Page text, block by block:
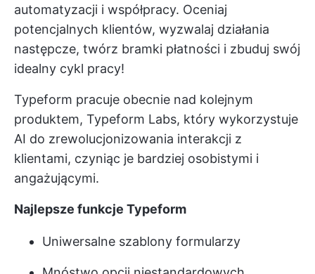
automatyzacji i współpracy. Oceniaj
potencjalnych klientów, wyzwalaj działania
następcze, twórz bramki płatności i zbuduj swój
idealny cykl pracy!
Typeform pracuje obecnie nad kolejnym
produktem, Typeform Labs, który wykorzystuje
AI do zrewolucjonizowania interakcji z
klientami, czyniąc je bardziej osobistymi i
angażującymi.
Najlepsze funkcje Typeform
Uniwersalne szablony formularzy